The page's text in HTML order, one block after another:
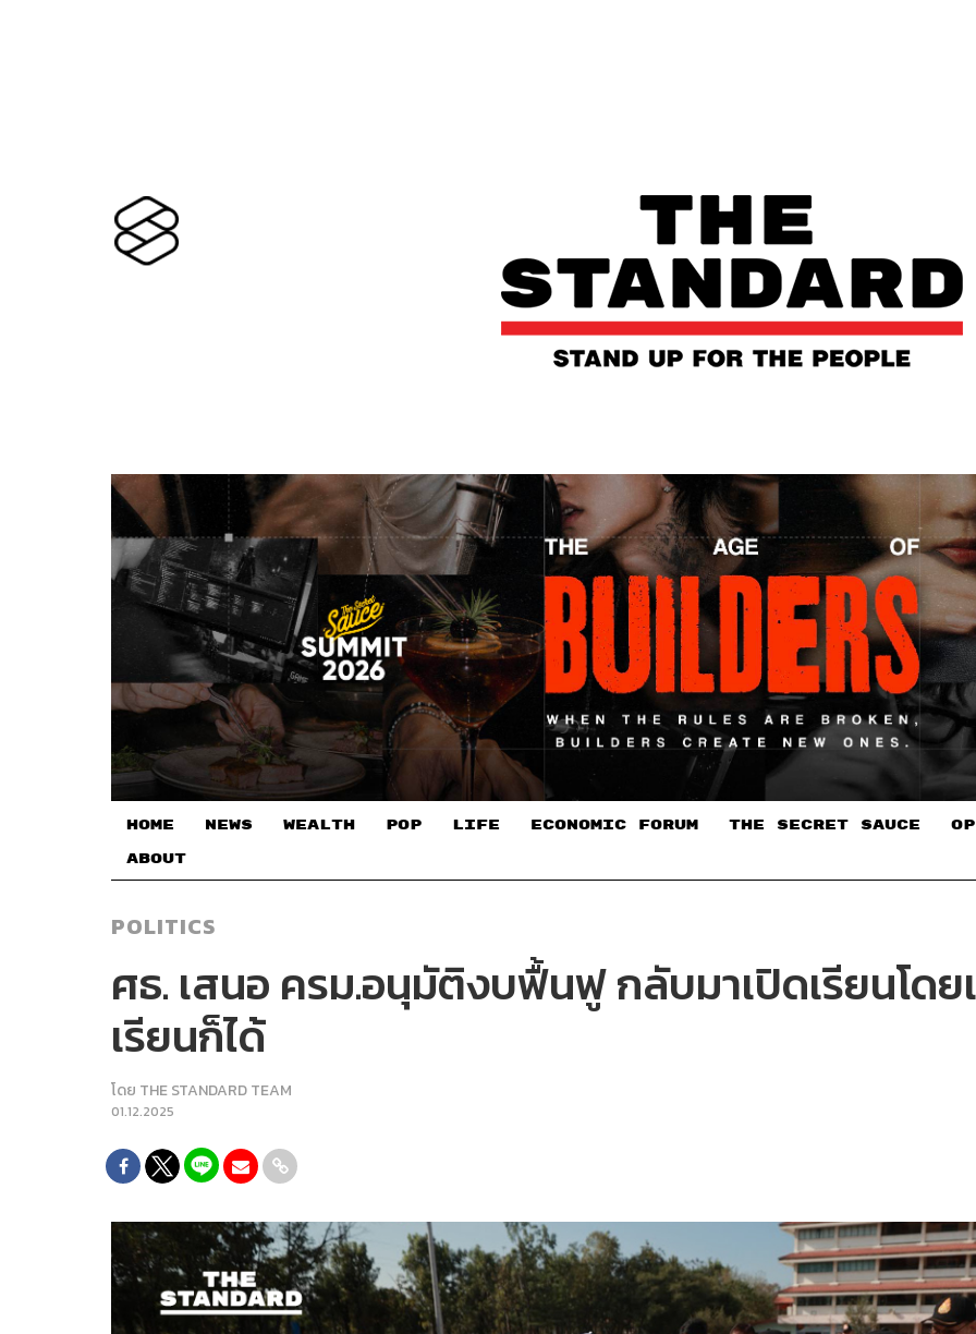
HOME NEWS WEALTH POP LIFE ECONOMIC FORUM THE SECRET SAUCE​
ABOUT
POLITICS
ศธ. เสนอ ครม.อนุมัติงบฟื้นฟู กลับมาเปิดเรียนโดยเ
เรียนก็ได้
โดย THE STANDARD TEAM
01.12.2025